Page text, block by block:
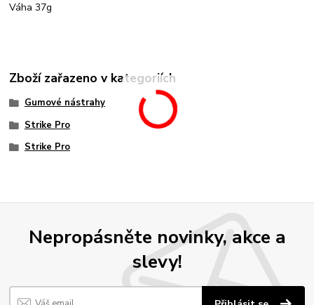
Váha 37g
Zboží zařazeno v kategoriích
Gumové nástrahy
Strike Pro
Strike Pro
Nepropásněte novinky, akce a
slevy!